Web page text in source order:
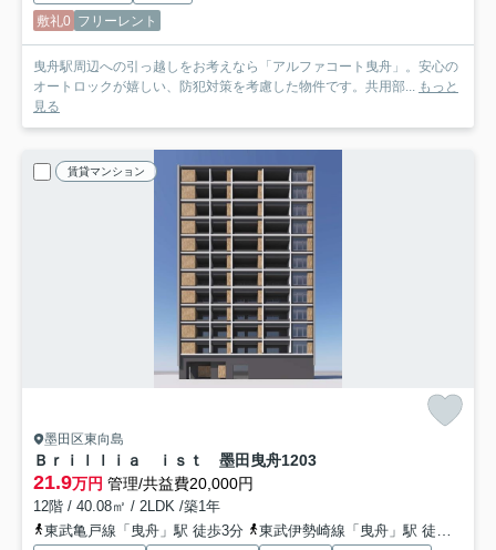
敷礼0 フリーレント
曳舟駅周辺への引っ越しをお考えなら「アルファコート曳舟」。安心の
オートロックが嬉しい、防犯対策を考慮した物件です。共用部... もっと
見る
賃貸マンション
墨田区東向島
Ｂｒｉｌｌｉａ ｉｓｔ 墨田曳舟1203
21.9万円 管理/共益費20,000円
12階 / 40.08㎡ / 2LDK /築1年
東武亀戸線「曳舟」駅 徒歩3分
東武伊勢崎線「曳舟」駅 徒歩3分